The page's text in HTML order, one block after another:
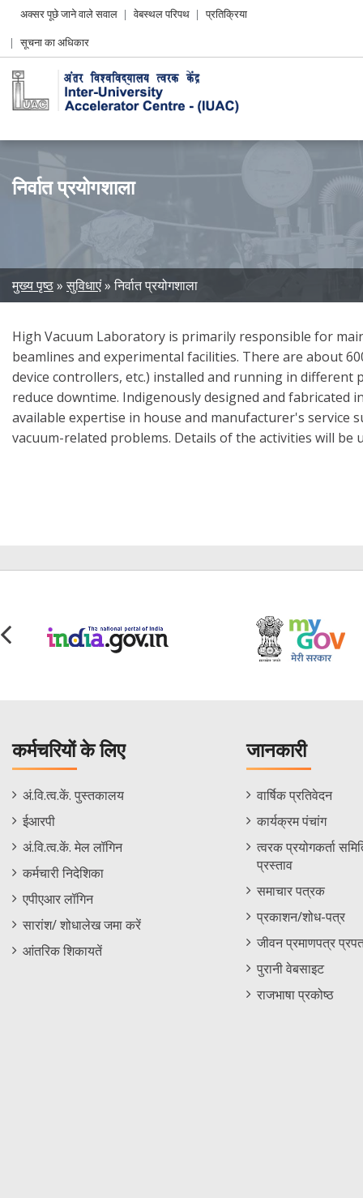
Header
menu
अक्सर पूछे जाने वाले सवाल वेबस्थल परिपथ
प्रतिक्रिया
सूचना का अधिकार
निर्वात प्रयोगशाला
Breadcrumb
मुख्य पृष्ठ सुविधाएं निर्वात प्रयोगशाला
High Vacuum Laboratory is primarily responsible for
beamlines and experimental facilities. There are about
device controllers, etc.) installed and running in different
reduce downtime. Indigenously designed and
available expertise in house and manufacturer's
vacuum-related problems. Details of the activities will be
कर्मचरियों के लिए
Staff
Footer
Menu
अं.वि.त्व.कें. पुस्तकालय
ईआरपी
अं.वि.त्व.कें. मेल लॉगिन
कर्मचारी निदेशिका
एपीएआर लॉगिन
सारांश/ शोधालेख जमा करें
आंतरिक शिकायतें
जानकारी
Informations
Menu
वार्षिक प्रतिवेदन
कार्यक्रम पंचांग
त्वरक प्रयोगकर्ता
प्रस्ताव
समाचार पत्रक
प्रकाशन/शोध-पत्र
जीवन प्रमाणपत्र
पुरानी वेबसाइट
राजभाषा प्रकोष्ठ